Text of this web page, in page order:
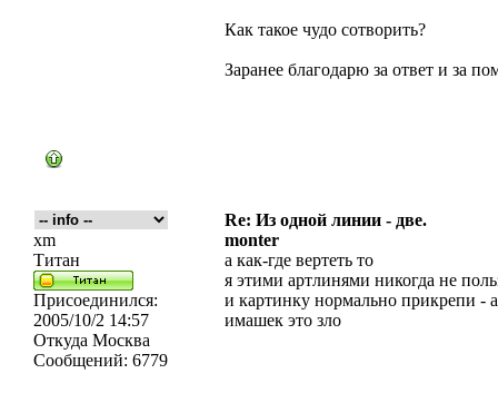
Как такое чудо сотворить?
Заранее благодарю за ответ и за
Re: Из одной линии - две.
xm
Титан
Присоединился:
2005/10/2 14:57
Откуда Москва
Сообщений: 6779
monter
а как-где вертеть то
я этими артлинями никогда не
и картинку нормально прикрепи -
имашек это зло